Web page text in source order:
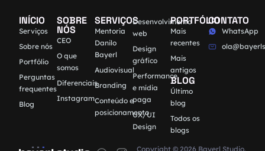
INÍCIO
Serviços
Sobre nós
Portfólio
Perguntas
frequentes
Blog
SOBRE
NÓS
CEO
O que
somos
Diferenciais
Instagram
SERVIÇOS
Mentoria
Danilo
Bayerl
Audiovisual
Branding
Conteúdo e
posicionamento
Desenvolvimento
web
Design
gráfico
Performance
e mídia
paga
UX/UI
Design
PORTFÓLIO
Mais
recentes
Mais
antigos
BLOG
Último
blog
Todos os
blogs
CONTATO
WhatsApp
Copyright © 2026 Bayerl Studio.